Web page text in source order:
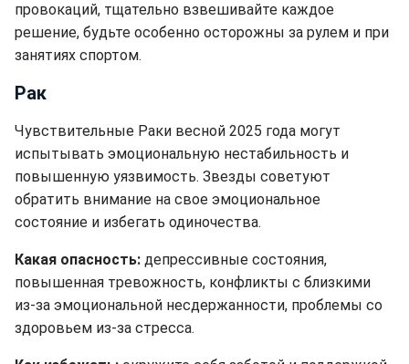
провокаций, тщательно взвешивайте каждое
решение, будьте особенно осторожны за рулем и при
занятиях спортом.
Рак
Чувствительные Раки весной 2025 года могут
испытывать эмоциональную нестабильность и
повышенную уязвимость. Звезды советуют
обратить внимание на свое эмоциональное
состояние и избегать одиночества.
Какая опасность: депрессивные состояния,
повышенная тревожность, конфликты с близкими
из-за эмоциональной несдержанности, проблемы со
здоровьем из-за стресса.